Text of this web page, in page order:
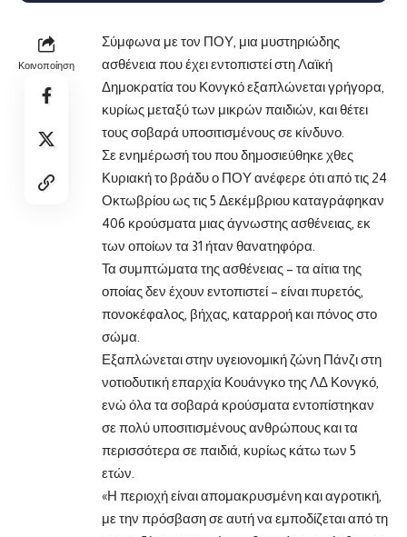
Κοινοποίηση
Σύμφωνα με τον ΠΟΥ, μια μυστηριώδης
ασθένεια που έχει εντοπιστεί στη Λαϊκή
Δημοκρατία του Κονγκό εξαπλώνεται γρήγορα,
κυρίως μεταξύ των μικρών παιδιών, και θέτει
τους σοβαρά υποσιτισμένους σε κίνδυνο.
Σε ενημέρωσή του που δημοσιεύθηκε χθες
Κυριακή το βράδυ ο ΠΟΥ ανέφερε ότι από τις 24
Οκτωβρίου ως τις 5 Δεκέμβριου καταγράφηκαν
406 κρούσματα μιας άγνωστης ασθένειας, εκ
των οποίων τα 31 ήταν θανατηφόρα.
Τα συμπτώματα της ασθένειας – τα αίτια της
οποίας δεν έχουν εντοπιστεί – είναι πυρετός,
πονοκέφαλος, βήχας, καταρροή και πόνος στο
σώμα.
Εξαπλώνεται στην υγειονομική ζώνη Πάνζι στη
νοτιοδυτική επαρχία Κουάνγκο της ΛΔ Κονγκό,
ενώ όλα τα σοβαρά κρούσματα εντοπίστηκαν
σε πολύ υποσιτισμένους ανθρώπους και τα
περισσότερα σε παιδιά, κυρίως κάτω των 5
ετών.
«Η περιοχή είναι απομακρυσμένη και αγροτική,
με την πρόσβαση σε αυτή να εμποδίζεται από τη